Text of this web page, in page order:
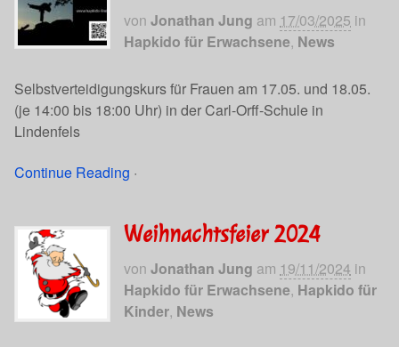
von Jonathan Jung am 17/03/2025 in
Hapkido für Erwachsene, News
Selbstverteidigungskurs für Frauen am 17.05. und 18.05.
(je 14:00 bis 18:00 Uhr) in der Carl-Orff-Schule in
Lindenfels
Continue Reading ·
Weihnachtsfeier 2024
von Jonathan Jung am 19/11/2024 in
Hapkido für Erwachsene, Hapkido für
Kinder, News